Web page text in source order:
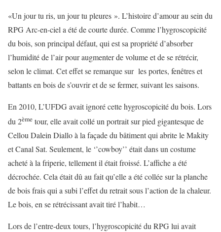
«Un jour tu ris, un jour tu pleures ». L’histoire d’amour au sein du
RPG Arc-en-ciel a été de courte durée. Comme l’hygroscopicité
du bois, son principal défaut, qui est sa propriété d’absorber
l’humidité de l’air pour augmenter de volume et de se rétrécir,
selon le climat. Cet effet se remarque sur les portes, fenêtres et
battants en bois de s’ouvrir et de se fermer, suivant les saisons.
En 2010, L’UFDG avait ignoré cette hygroscopicité du bois. Lors
du 2ème tour, elle avait collé un portrait sur pied gigantesque de
Cellou Dalein Diallo à la façade du bâtiment qui abrite le Makity
et Canal Sat. Seulement, le ‘’cowboy’’ était dans un costume
acheté à la friperie, tellement il était froissé. L’affiche a été
décrochée. Cela était dû au fait qu’elle a été collée sur la planche
de bois frais qui a subi l’effet du retrait sous l’action de la chaleur.
Le bois, en se rétrécissant avait tiré l’habit…
Lors de l’entre-deux tours, l’hygroscopicité du RPG lui avait